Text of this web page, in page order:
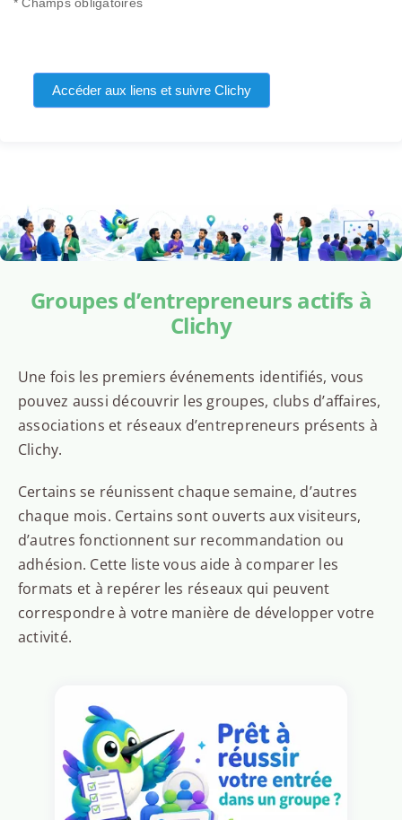
Accéder aux liens et suivre Clichy
Groupes d’entrepreneurs actifs à
Clichy
Une fois les premiers événements identifiés, vous
pouvez aussi découvrir les groupes, clubs d’affaires,
associations et réseaux d’entrepreneurs présents à
Clichy.
Certains se réunissent chaque semaine, d’autres
chaque mois. Certains sont ouverts aux visiteurs,
d’autres fonctionnent sur recommandation ou
adhésion. Cette liste vous aide à comparer les
formats et à repérer les réseaux qui peuvent
correspondre à votre manière de développer votre
activité.